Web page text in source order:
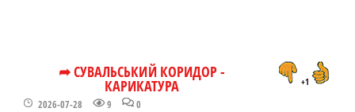
➦ СУВАЛЬСЬКИЙ КОРИДОР -
КАРИКАТУРА
2026-07-28 9 0
+1